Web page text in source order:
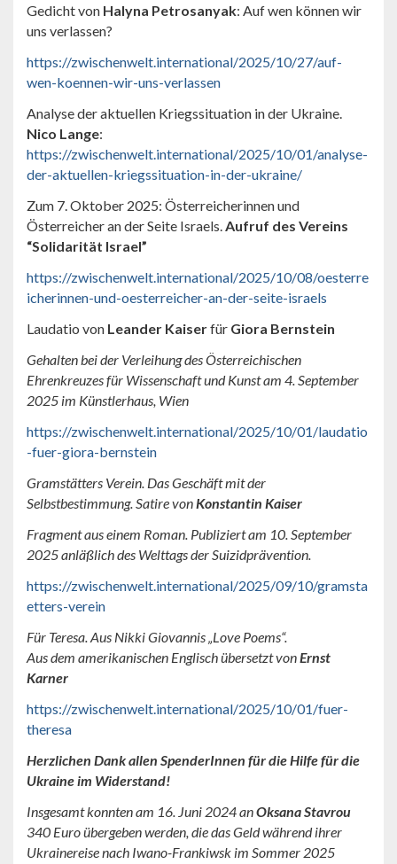
Gedicht von Halyna Petrosanyak: Auf wen können wir
uns verlassen?
https://zwischenwelt.international/2025/10/27/auf-
wen-koennen-wir-uns-verlassen
Analyse der aktuellen Kriegssituation in der Ukraine.
Nico Lange:
https://zwischenwelt.international/2025/10/01/analyse-
der-aktuellen-kriegssituation-in-der-ukraine/
Zum 7. Oktober 2025: Österreicherinnen und
Österreicher an der Seite Israels.Aufruf des Vereins
“Solidarität Israel”
https://zwischenwelt.international/2025/10/08/oesterre
icherinnen-und-oesterreicher-an-der-seite-israels
Laudatio von Leander Kaiserfür Giora Bernstein
Gehalten bei der Verleihung des Österreichischen
Ehrenkreuzes für Wissenschaft und Kunst am 4. September
2025 im Künstlerhaus, Wien
https://zwischenwelt.international/2025/10/01/laudatio
-fuer-giora-bernstein
Gramstätters Verein. Das Geschäft mit der
Selbstbestimmung. Satire vonKonstantin Kaiser
Fragment aus einem Roman. Publiziert am 10. September
2025 anläßlich des Welttags der Suizidprävention.
https://zwischenwelt.international/2025/09/10/gramsta
etters-verein
Für Teresa. Aus Nikki Giovannis „Love Poems“.
Aus dem amerikanischen Englisch übersetzt vonErnst
Karner
https://zwischenwelt.international/2025/10/01/fuer-
theresa
Herzlichen Dank allen SpenderInnen für die Hilfe für die
Ukraine im Widerstand!
Insgesamt konnten am 16. Juni 2024 anOksana Stavrou
340 Euro übergeben werden, die das Geld während ihrer
Ukrainereise nach Iwano-Frankiwsk im Sommer 2025